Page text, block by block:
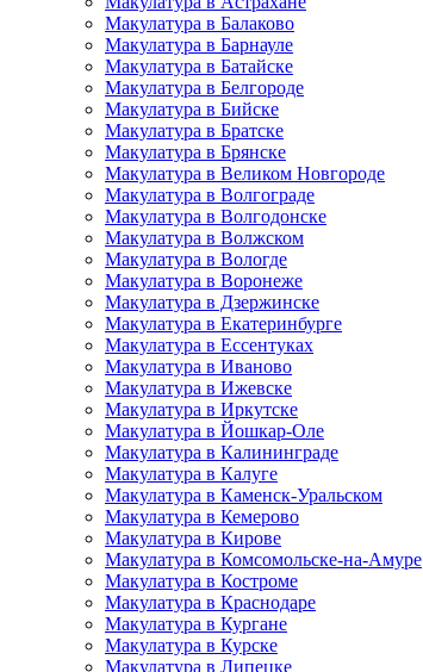
Макулатура в Балаково
Макулатура в Барнауле
Макулатура в Батайске
Макулатура в Белгороде
Макулатура в Бийске
Макулатура в Братске
Макулатура в Брянске
Макулатура в Великом Новгороде
Макулатура в Волгограде
Макулатура в Волгодонске
Макулатура в Волжском
Макулатура в Вологде
Макулатура в Воронеже
Макулатура в Дзержинске
Макулатура в Екатеринбурге
Макулатура в Ессентуках
Макулатура в Иваново
Макулатура в Ижевске
Макулатура в Иркутске
Макулатура в Йошкар-Оле
Макулатура в Калининграде
Макулатура в Калуге
Макулатура в Каменск-Уральском
Макулатура в Кемерово
Макулатура в Кирове
Макулатура в Комсомольске-на-Амуре
Макулатура в Костроме
Макулатура в Краснодаре
Макулатура в Кургане
Макулатура в Курске
Макулатура в Липецке